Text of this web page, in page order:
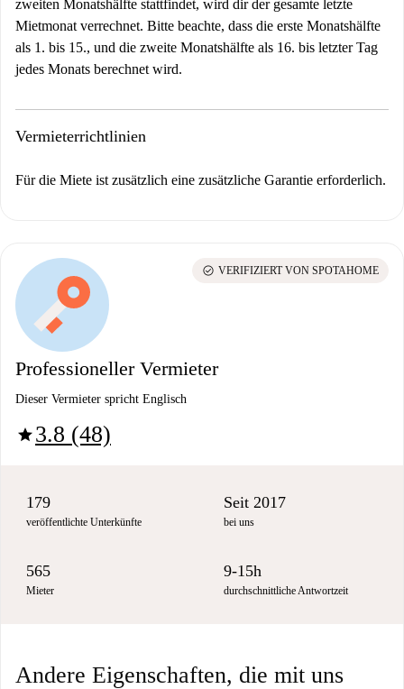
zweiten Monatshälfte stattfindet, wird dir der gesamte letzte
Mietmonat verrechnet. Bitte beachte, dass die erste Monatshälfte
als 1. bis 15., und die zweite Monatshälfte als 16. bis letzter Tag
jedes Monats berechnet wird.
Vermieterrichtlinien
Für die Miete ist zusätzlich eine zusätzliche Garantie erforderlich.
Professioneller Vermieter
Dieser Vermieter spricht Englisch
star3.8 (48)
check_circle VERIFIZIERT VON SPOTAHOME
179
veröffentlichte Unterkünfte
Seit 2017
bei uns
565
Mieter
9-15h
durchschnittliche Antwortzeit
Andere Eigenschaften, die mit uns